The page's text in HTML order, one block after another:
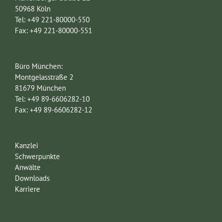
50968 Köln
Tel: +49 221-80000-550
Fax: +49 221-80000-551
Büro München:
Montgelasstraße 2
81679 München
Tel: +49 89-6606282-10
Fax: +49 89-6606282-12
Kanzlei
Schwerpunkte
Anwälte
Downloads
Karriere